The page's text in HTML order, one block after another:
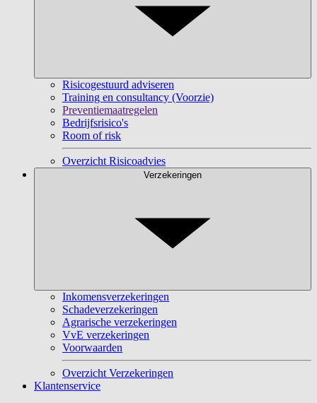
Risicogestuurd adviseren
Training en consultancy (Voorzie)
Preventiemaatregelen
Bedrijfsrisico's
Room of risk
Overzicht Risicoadvies
Verzekeringen
Inkomensverzekeringen
Schadeverzekeringen
Agrarische verzekeringen
VvE verzekeringen
Voorwaarden
Overzicht Verzekeringen
Klantenservice